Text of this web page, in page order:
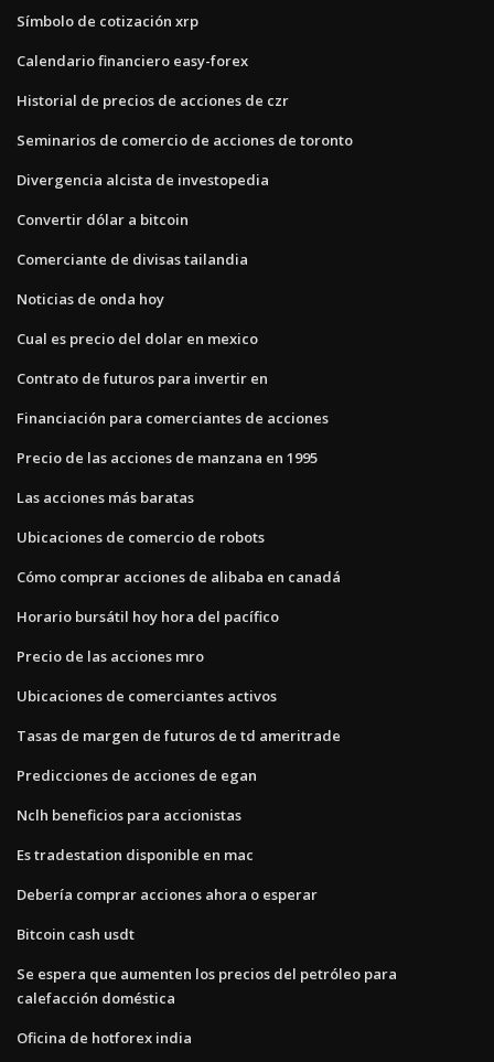
Símbolo de cotización xrp
Calendario financiero easy-forex
Historial de precios de acciones de czr
Seminarios de comercio de acciones de toronto
Divergencia alcista de investopedia
Convertir dólar a bitcoin
Comerciante de divisas tailandia
Noticias de onda hoy
Cual es precio del dolar en mexico
Contrato de futuros para invertir en
Financiación para comerciantes de acciones
Precio de las acciones de manzana en 1995
Las acciones más baratas
Ubicaciones de comercio de robots
Cómo comprar acciones de alibaba en canadá
Horario bursátil hoy hora del pacífico
Precio de las acciones mro
Ubicaciones de comerciantes activos
Tasas de margen de futuros de td ameritrade
Predicciones de acciones de egan
Nclh beneficios para accionistas
Es tradestation disponible en mac
Debería comprar acciones ahora o esperar
Bitcoin cash usdt
Se espera que aumenten los precios del petróleo para
calefacción doméstica
Oficina de hotforex india